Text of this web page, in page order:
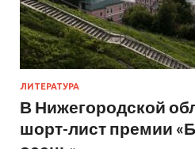
ЛИТЕРАТУРА
В Нижегородской
шорт-лист премии